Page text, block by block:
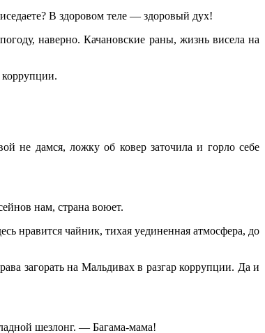
В здоровом теле — здоровый дух!
наверно. Качановские раны, жизнь висела на
дамся, ложку об ковер заточила и горло себе
нам, страна воюет.
нравится чайник, тихая уединенная атмосфера, до
загорать на Мальдивах в разгар коррупции. Да и
шезлонг. — Багама-мама!